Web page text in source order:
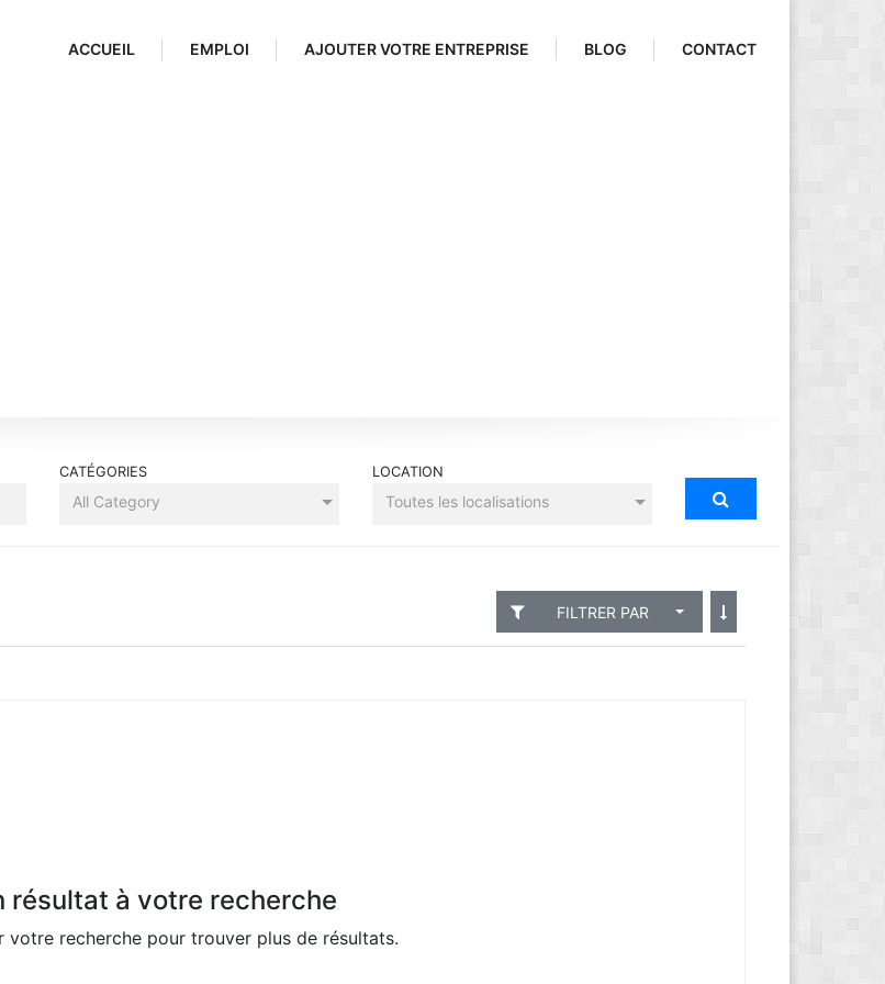
ACCUEIL EMPLOI AJOUTER VOTRE ENTREPRISE BLOG CONTACT
CATÉGORIES
All Category
LOCATION
Toutes les localisations
FILTRER PAR
résultat à votre recherche
votre recherche pour trouver plus de résultats.